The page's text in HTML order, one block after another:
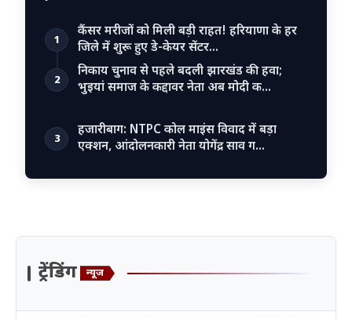
1
कैंसर मरीजों को मिली बड़ी राहत! हरियाणा के हर
जिले में शुरू हुए डे-केयर सेंटर…
2
निकाय चुनाव से पहले बदली झारखंड की हवा;
भुइयां समाज के कद्दावर नेता अब मोदी क…
3
हजारीबाग: NTPC कोल माइंस विवाद में बड़ा
एक्शन, आंदोलनकारी नेता योगेंद्र साव ग…
ट्रेंडिंग न्यूज